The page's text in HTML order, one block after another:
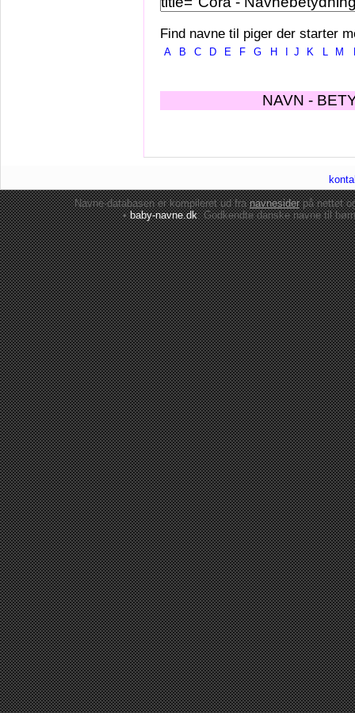
Find navne til piger der starter
A B C D E F G H J K L M
NAVN -
Navne-databasen er kompileret ud franavnesiderpå nettet
•baby-navne.dk: Godkendte danskenavne til børn